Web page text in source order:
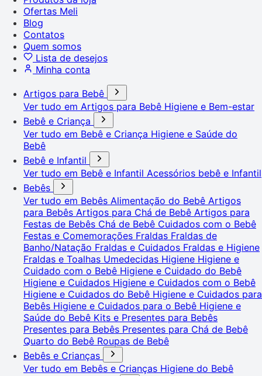
Ofertas Meli
Blog
Contatos
Quem somos
Lista de desejos
Minha conta
Artigos para Bebê
Ver tudo em Artigos para Bebê Higiene e Bem-estar
Bebê e Criança
Ver tudo em Bebê e Criança Higiene e Saúde do
Bebê
Bebê e Infantil
Ver tudo em Bebê e Infantil Acessórios bebê e Infantil
Bebês
Ver tudo em Bebês Alimentação do Bebê Artigos
para Bebês Artigos para Chá de Bebê Artigos para
Festas de Bebês Chá de Bebê Cuidados com o Bebê
Festas e Comemorações Fraldas Fraldas de
Banho/Natação Fraldas e Cuidados Fraldas e Higiene
Fraldas e Toalhas Umedecidas Higiene Higiene e
Cuidado com o Bebê Higiene e Cuidado do Bebê
Higiene e Cuidados Higiene e Cuidados com o Bebê
Higiene e Cuidados do Bebê Higiene e Cuidados para
Bebês Higiene e Cuidados para o Bebê Higiene e
Saúde do Bebê Kits e Presentes para Bebês
Presentes para Bebês Presentes para Chá de Bebê
Quarto do Bebê Roupas de Bebê
Bebês e Crianças
Ver tudo em Bebês e Crianças Higiene do Bebê